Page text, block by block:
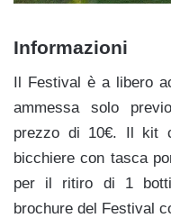
Informazioni
Il Festival è a libero
ammessa solo
prezzo di 10€. Il kit
bicchiere con tasca
per il ritiro di 1
brochure del Festival